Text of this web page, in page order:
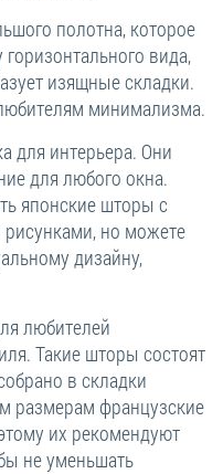
полотна, которое
вида,
изящные складки.
минимализма.
для интерьера. Они
для любого окна.
японские шторы с
но можете
дизайну,
любителей
Такие шторы состоят
в складки
размерам французские
их рекомендуют
не уменьшать